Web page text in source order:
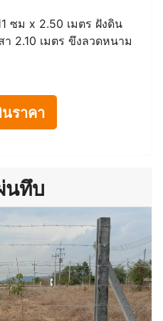
ซม x 2.50 เมตร ฝังดิน
า 2.10 เมตร ขึงลวดหนาม
ราคา
นทึบ